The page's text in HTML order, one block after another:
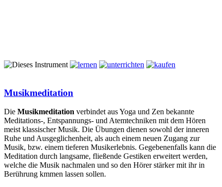
Musikmeditation
Die Musikmeditation verbindet aus Yoga und Zen bekannte
Meditations-, Entspannungs- und Atemtechniken mit dem Hören
meist klassischer Musik. Die Übungen dienen sowohl der inneren
Ruhe und Ausgeglichenheit, als auch einem neuen Zugang zur
Musik, bzw. einem tieferen Musikerlebnis. Gegebenenfalls kann die
Meditation durch langsame, fließende Gestiken erweitert werden,
welche die Musik nachmalen und so den Hörer stärker mit ihr in
Berührung kmmen lassen sollen.